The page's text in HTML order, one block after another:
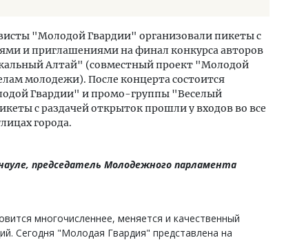
"Молодой Гвардии" организовали пикеты с
и приглашениями на финал конкурса авторов
Алтай" (совместный проект "Молодой
молодежи). После концерта состоится
Гвардии" и промо-группы "Веселый
с раздачей открыток прошли у входов во все
города.
председатель Молодежного парламента
многочисленнее, меняется и качественный
Сегодня "Молодая Гвардия" представлена на